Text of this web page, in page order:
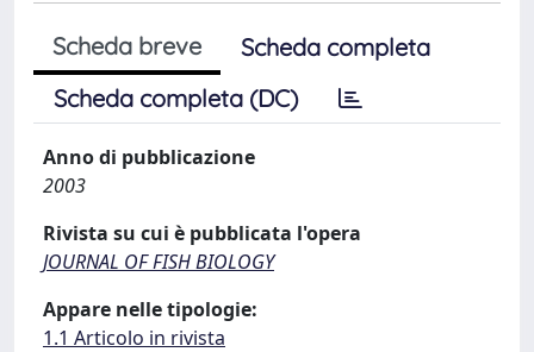
Scheda breve
Scheda completa
Scheda completa (DC)
Anno di pubblicazione
2003
Rivista su cui è pubblicata l'opera
JOURNAL OF FISH BIOLOGY
Appare nelle tipologie:
1.1 Articolo in rivista